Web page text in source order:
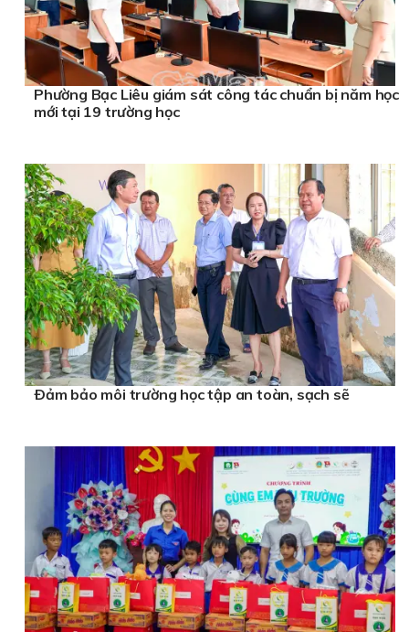
Phường Bạc Liêu giám sát công tác chuẩn bị năm học
mới tại 19 trường học
Ðảm bảo môi trường học tập an toàn, sạch sẽ